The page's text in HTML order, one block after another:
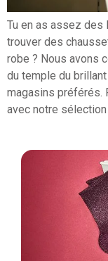
Tu en as assez des
trouver des
robe ? Nous avons
du temple du
magasins préférés.
avec notre